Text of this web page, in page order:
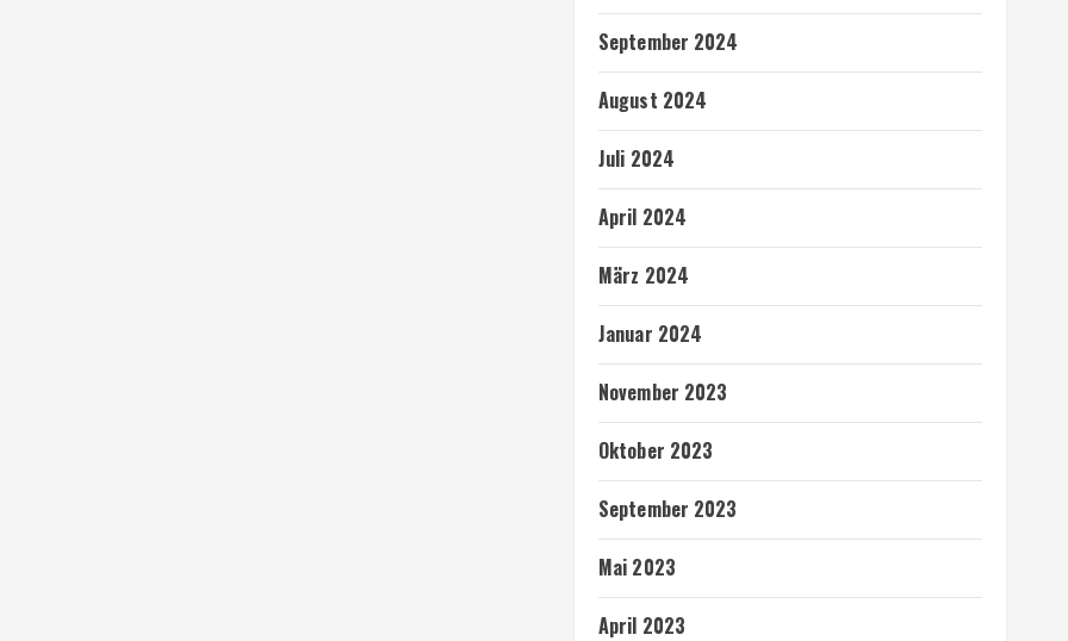
September 2024
August 2024
Juli 2024
April 2024
März 2024
Januar 2024
November 2023
Oktober 2023
September 2023
Mai 2023
April 2023